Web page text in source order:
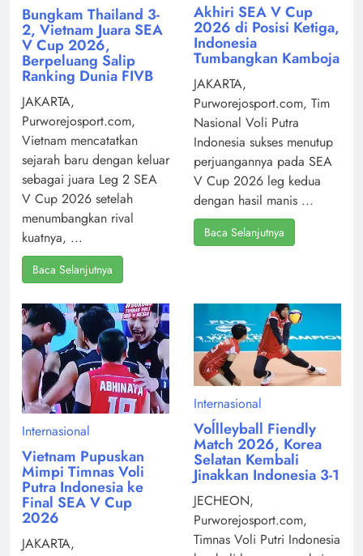
Bungkam Thailand 3-
2, Vietnam Juara SEA
V Cup 2026,
Berpeluang Salip
Ranking Dunia FIVB
JAKARTA,
Purworejosport.com,
Vietnam mencatatkan
sejarah baru dengan keluar
sebagai juara Leg 2 SEA
V Cup 2026 setelah
menumbangkan rival
kuatnya, ...
Baca Selanjutnya
Akhiri SEA V Cup
2026 di Posisi Ketiga,
Indonesia
Tumbangkan Kamboja
JAKARTA,
Purworejosport.com, Tim
Nasional Voli Putra
Indonesia sukses menutup
perjuangannya pada SEA
V Cup 2026 leg kedua
dengan hasil manis ...
Baca Selanjutnya
Internasional
Vietnam Pupuskan
Mimpi Timnas Voli
Putra Indonesia ke
Final SEA V Cup
2026
JAKARTA,
Internasional
Voĺlleyball Fiendly
Match 2026, Korea
Selatan Kembali
Jinakkan Indonesia 3-1
JECHEON,
Purworejosport.com,
Timnas Voli Putri Indonesia